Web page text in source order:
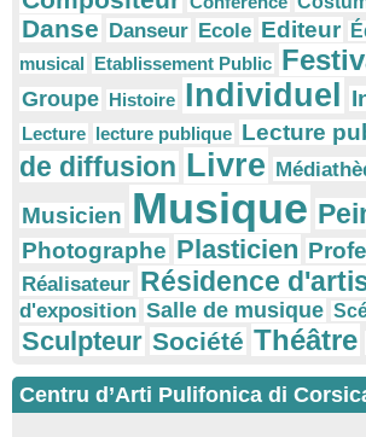
Danse Danseur Ecole Editeur
musical Etablissement Public
Groupe Histoire Individuel
Lecture lecture publique Lecture
de diffusion Livre
Musicien Musique
Photographe Plasticien
Réalisateur Résidence
d'exposition Salle de musique
Sculpteur Société Théâtre
Centru d’Arti Pulifonica di